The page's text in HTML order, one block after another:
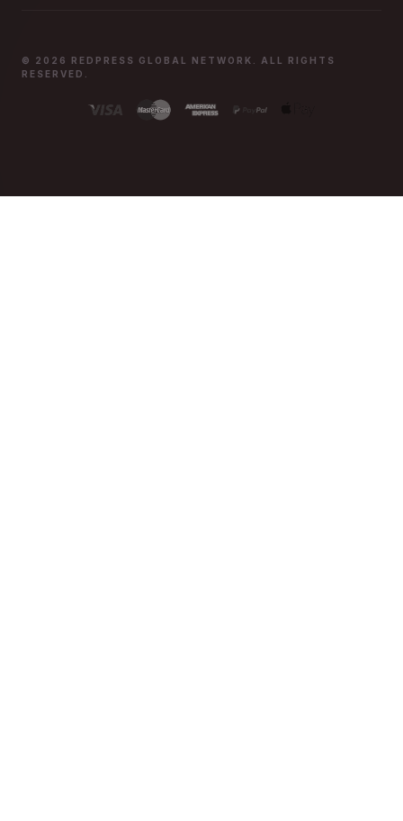
© 2026 REDPRESS GLOBAL NETWORK. ALL RIGHTS
RESERVED.